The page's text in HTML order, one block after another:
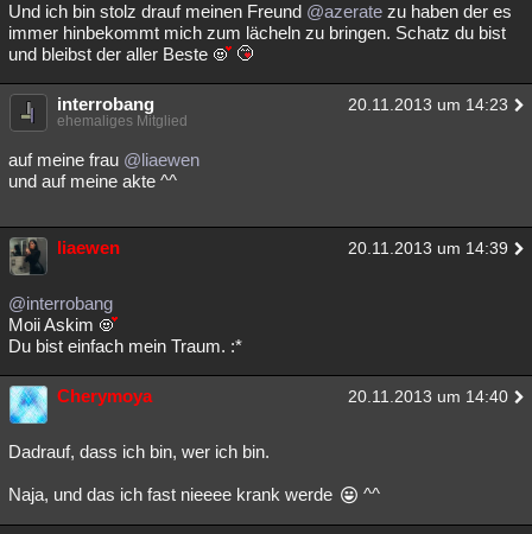
Und ich bin stolz drauf meinen Freund @azerate zu haben der es
immer hinbekommt mich zum lächeln zu bringen. Schatz du bist
und bleibst der aller Beste
interrobang 20.11.2013 um 14:23
ehemaliges Mitglied
auf meine frau @liaewen
und auf meine akte ^^
liaewen 20.11.2013 um 14:39
@interrobang
Moii Askim
Du bist einfach mein Traum. :*
Cherymoya 20.11.2013 um 14:40
Dadrauf, dass ich bin, wer ich bin.
Naja, und das ich fast nieeee krank werde ^^